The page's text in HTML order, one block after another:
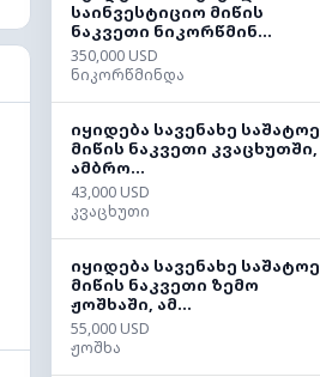
საინვესტიციო მიწის
ნაკვეთი ნიკორწმინ...
350,000 USD
ნიკორწმინდა
იყიდება სავენახე საშატოე
მიწის ნაკვეთი კვაცხუთში,
ამბრო...
43,000 USD
კვაცხუთი
იყიდება სავენახე საშატოე
მიწის ნაკვეთი ზემო
ჟოშხაში, ამ...
55,000 USD
ჟოშხა